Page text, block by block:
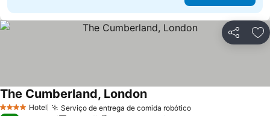
Partilhar
4 EstrelasHotel Serviço de entrega de comida robótico
The Cumberland, London